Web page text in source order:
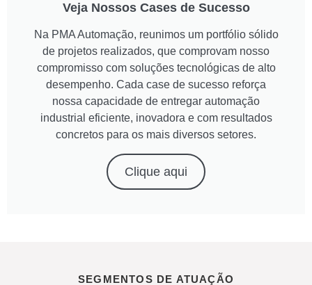
Veja Nossos Cases de Sucesso
Na PMA Automação, reunimos um portfólio sólido
de projetos realizados, que comprovam nosso
compromisso com soluções tecnológicas de alto
desempenho. Cada case de sucesso reforça
nossa capacidade de entregar automação
industrial eficiente, inovadora e com resultados
concretos para os mais diversos setores.
Clique aqui
SEGMENTOS DE ATUAÇÃO